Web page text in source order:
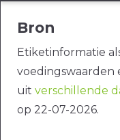
Bron
Etiketinformatie
voedingswaarden
uit verschillende
op 22-07-2026.